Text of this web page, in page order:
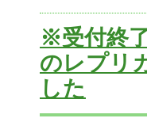
※受付終
のレプリ
した